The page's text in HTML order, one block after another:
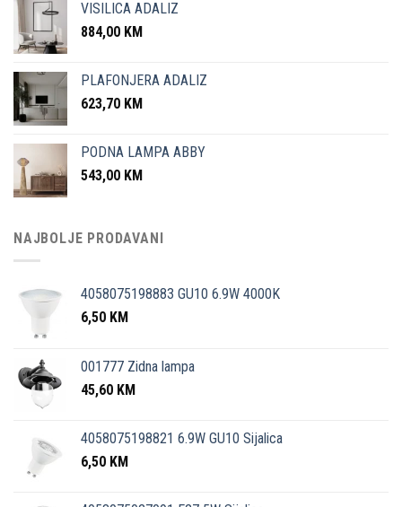
VISILICA ADALIZ
884,00 KM
PLAFONJERA ADALIZ
623,70 KM
PODNA LAMPA ABBY
543,00 KM
NAJBOLJE PRODAVANI
4058075198883 GU10 6.9W 4000K
6,50 KM
001777 Zidna lampa
45,60 KM
4058075198821 6.9W GU10 Sijalica
6,50 KM